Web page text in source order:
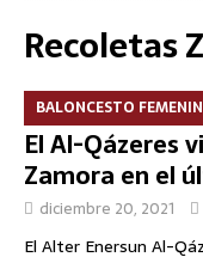
Recoletas
BALONCESTO
El Al-Qázeres
Zamora en el
diciembre 20, 2021
El Alter Enersun Al-